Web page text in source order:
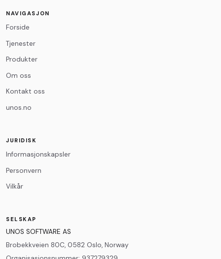
NAVIGASJON
Forside
Tjenester
Produkter
Om oss
Kontakt oss
unos.no
JURIDISK
Informasjonskapsler
Personvern
Vilkår
SELSKAP
UNOS SOFTWARE AS
Brobekkveien 80C, 0582 Oslo, Norway